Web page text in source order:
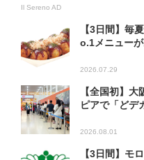
Il Sereno AD
【3日間】毎
o.1メニュー
2026.07.29
【全国初】
ピアで「どデ
2026.08.01
【3日間】モ